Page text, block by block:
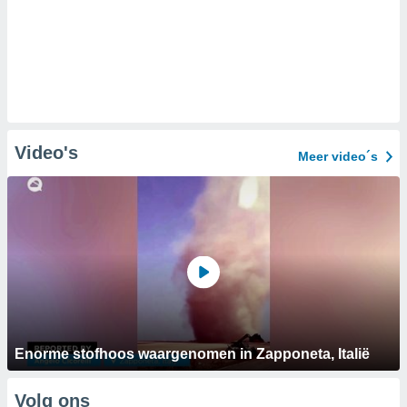
Video's Meer video´s
Enorme stofhoos waargenomen in Zapponeta, Italië
Volg ons